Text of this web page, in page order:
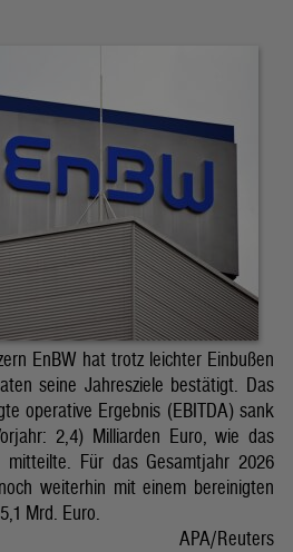
EnBW hat trotz leichter Einbußen
seine Jahresziele bestätigt. Das
operative Ergebnis (EBITDA) sank
2,4) Milliarden Euro, wie das
mitteilte. Für das Gesamtjahr 2026
weiterhin mit einem bereinigten
Mrd. Euro.
APA/Reuters